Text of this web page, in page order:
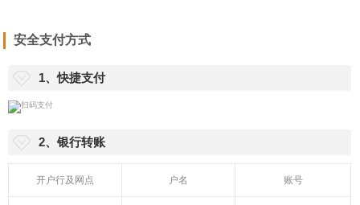
安全支付方式
1、快捷支付
2、银行转账
开户行及网点 户名 账号